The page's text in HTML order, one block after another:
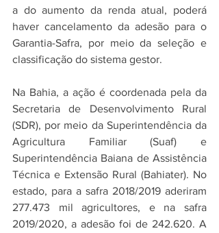
a do aumento da renda atual, poderá
haver cancelamento da adesão para o
Garantia-Safra, por meio da seleção e
classificação do sistema gestor.
Na Bahia, a ação é coordenada pela da
Secretaria de Desenvolvimento Rural
(SDR), por meio da Superintendência da
Agricultura Familiar (Suaf) e
Superintendência Baiana de Assistência
Técnica e Extensão Rural (Bahiater). No
estado, para a safra 2018/2019 aderiram
277.473 mil agricultores, e na safra
2019/2020, a adesão foi de 242.620. A